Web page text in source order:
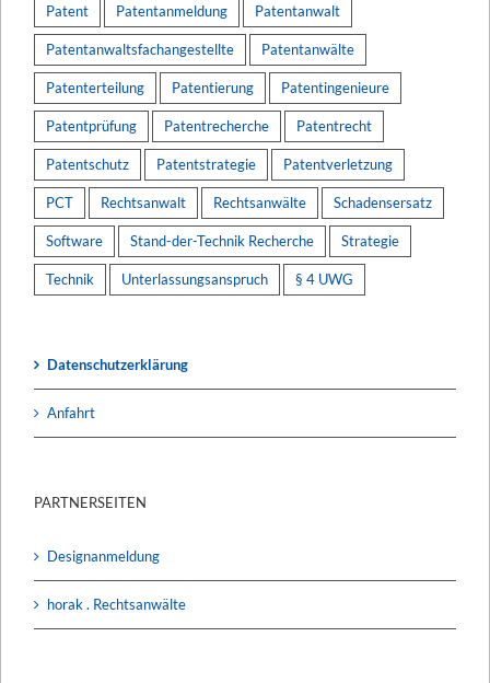
Patent Patentanmeldung Patentanwalt
Patentanwaltsfachangestellte Patentanwälte
Patenterteilung Patentierung Patentingenieure
Patentprüfung Patentrecherche Patentrecht
Patentschutz Patentstrategie Patentverletzung
PCT Rechtsanwalt Rechtsanwälte Schadensersatz
Software Stand-der-Technik Recherche Strategie
Technik Unterlassungsanspruch § 4 UWG
Datenschutzerklärung
Anfahrt
PARTNERSEITEN
Designanmeldung
horak . Rechtsanwälte